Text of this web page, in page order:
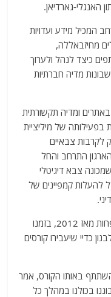
האנגלי-גארדיאן.
המכיל מידע ועדויות
מחיזבאללה,
כיצד לנהל ולערוך
מדיה חברתיות
ומדיה תקשורתית
בפעילותה של מיליציית
לקרבות צבאיים
התרחב והחל
צבא דיגיטלי
להעלות קמפיינים של
תהליך ההכשרה התחיל, על פי העיתון, לפחות מאז 2012, בזמנו
כדיי שיעבירו קורסים
באותו הקורס, אמר
בכולנו במהלך כל